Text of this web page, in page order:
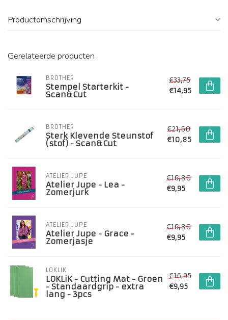
Productomschrijving
Gerelateerde producten
BROTHER
Stempel Starterkit -
Scan&Cut
€33,75
€14,95
BROTHER
Sterk Klevende Steunstof
(stof) - Scan&Cut
€21,60
€10,85
ATELIER JUPE
Atelier Jupe - Lea -
Zomerjurk
€16,80
€9,95
ATELIER JUPE
Atelier Jupe - Grace -
Zomerjasje
€16,80
€9,95
LOKLIK
LOKLiK - Cutting Mat - Groen
- Standaardgrip - extra
lang - 3pcs
€16,95
€9,95